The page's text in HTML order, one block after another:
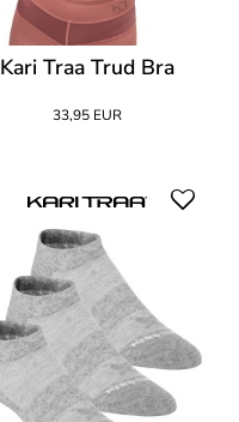
Kari Traa Trud Bra
33,95 EUR